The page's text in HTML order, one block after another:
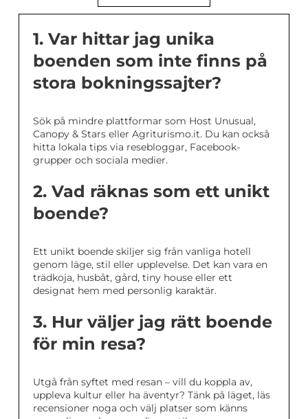
1. Var hittar jag unika
boenden som inte finns på
stora bokningssajter?
Sök på mindre plattformar som Host Unusual,
Canopy & Stars eller Agriturismo.it. Du kan också
hitta lokala tips via resebloggar, Facebook-
grupper och sociala medier.
2. Vad räknas som ett unikt
boende?
Ett unikt boende skiljer sig från vanliga hotell
genom läge, stil eller upplevelse. Det kan vara en
trädkoja, husbåt, gård, tiny house eller ett
designat hem med personlig karaktär.
3. Hur väljer jag rätt boende
för min resa?
Utgå från syftet med resan – vill du koppla av,
uppleva kultur eller ha äventyr? Tänk på läget, läs
recensioner noga och välj platser som känns